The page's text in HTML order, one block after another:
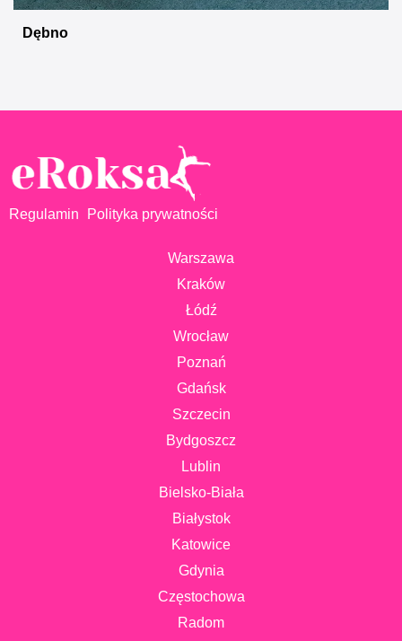
Dębno
Regulamin Polityka prywatności
Warszawa
Kraków
Łódź
Wrocław
Poznań
Gdańsk
Szczecin
Bydgoszcz
Lublin
Bielsko-Biała
Białystok
Katowice
Gdynia
Częstochowa
Radom